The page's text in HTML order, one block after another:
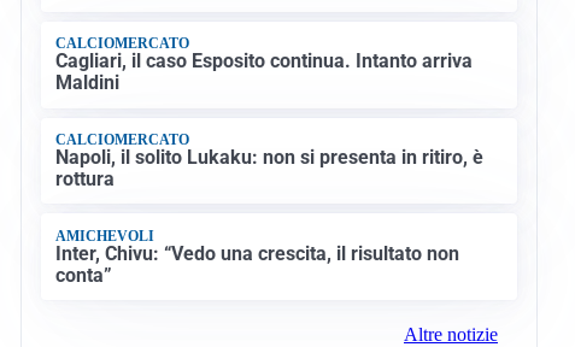
CALCIOMERCATO
Cagliari, il caso Esposito continua. Intanto arriva
Maldini
CALCIOMERCATO
Napoli, il solito Lukaku: non si presenta in ritiro, è
rottura
AMICHEVOLI
Inter, Chivu: “Vedo una crescita, il risultato non
conta”
Altre notizie